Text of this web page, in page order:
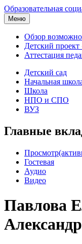
Образовательная
Меню
Обзор
Детский
Аттестация
Детский сад
Начальная
Школа
НПО и СПО
ВУЗ
Главные
Просмотр
Гостевая
Аудио
Видео
Павлова